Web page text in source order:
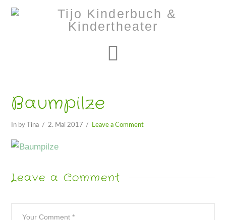
Baumpilze
In by Tina 2. Mai 2017 Leave a Comment
Leave a Comment